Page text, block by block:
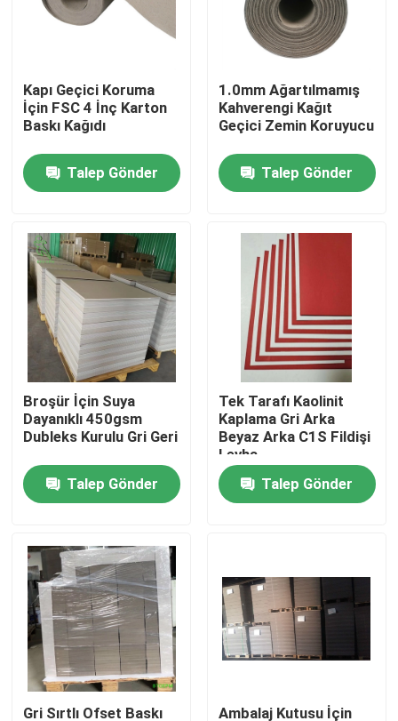
Ürün:% s
Hakkımızda
Fabrika turu
Kalite kontrol
Bizimle iletişime geçin
Bir teklif isteği
Zemin Koruma Kağıdı
Geçici Zemin Koruma Rulosu
Kraft Kağıt Zemin Koruması
Kapı Geçici Koruma
İçin FSC 4 İnç Karton
Baskı Kağıdı
Talep Gönder
1.0mm Ağartılmamış
Kahverengi Kağıt
Geçici Zemin Koruyucu
Talep Gönder
Broşür İçin Suya
Dayanıklı 450gsm
Dubleks Kurulu Gri Geri
Talep Gönder
Tek Tarafı Kaolinit
Kaplama Gri Arka
Beyaz Arka C1S Fildişi
Levha
Talep Gönder
Gri Sırtlı Ofset Baskı Ambalaj Kutusu İçin